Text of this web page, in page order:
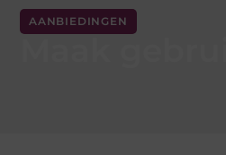
AANBIEDINGEN
Maak